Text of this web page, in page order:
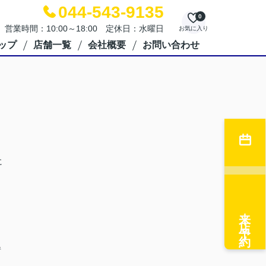
044-543-9135
営業時間：10:00～18:00 定休日：水曜日 お気に入り
0
プ 店舗一覧 会社概要 お問い合わせ
来店予約